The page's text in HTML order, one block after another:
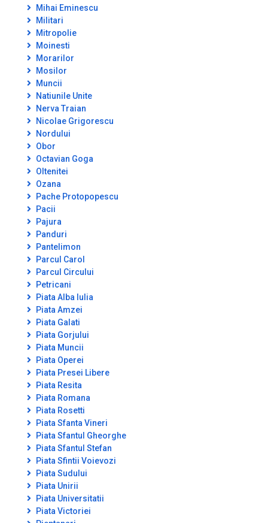
Mihai Eminescu
Militari
Mitropolie
Moinesti
Morarilor
Mosilor
Muncii
Natiunile Unite
Nerva Traian
Nicolae Grigorescu
Nordului
Obor
Octavian Goga
Oltenitei
Ozana
Pache Protopopescu
Pacii
Pajura
Panduri
Pantelimon
Parcul Carol
Parcul Circului
Petricani
Piata Alba Iulia
Piata Amzei
Piata Galati
Piata Gorjului
Piata Muncii
Piata Operei
Piata Presei Libere
Piata Resita
Piata Romana
Piata Rosetti
Piata Sfanta Vineri
Piata Sfantul Gheorghe
Piata Sfantul Stefan
Piata Sfintii Voievozi
Piata Sudului
Piata Unirii
Piata Universitatii
Piata Victoriei